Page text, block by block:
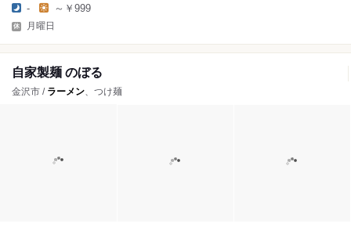
- ～￥999
月曜日
自家製麺 のぼる
金沢市 / ラーメン、つけ麺